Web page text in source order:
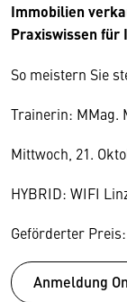
Immobilien
Praxiswissen
So meistern Sie
Trainerin: MMag.
Mittwoch, 21.
HYBRID: WIFI
Geförderter
Anmeldung